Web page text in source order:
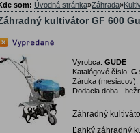
som: Úvodná stránka»Záhrada»
kultivátor GF 600
Výrobca: GUDE
Katalógové číslo: G
Záruka (mesiacov):
Dodacia doba -
Záhradný
Ľahký záhradný